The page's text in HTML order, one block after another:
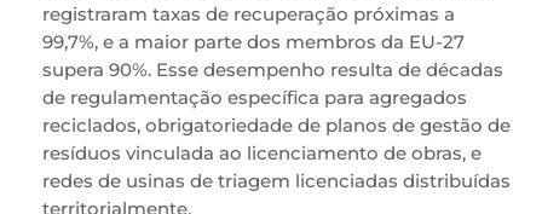
registraram taxas de recuperação próximas a
99,7%, e a maior parte dos membros da EU-27
supera 90%. Esse desempenho resulta de décadas
de regulamentação específica para agregados
reciclados, obrigatoriedade de planos de gestão de
resíduos vinculada ao licenciamento de obras, e
redes de usinas de triagem licenciadas distribuídas
territorialmente.